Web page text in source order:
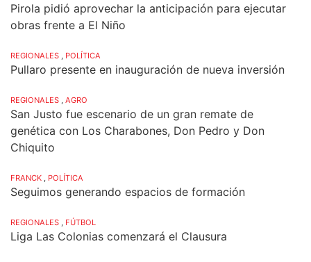
Pirola pidió aprovechar la anticipación para ejecutar
obras frente a El Niño
REGIONALES POLÍTICA
Pullaro presente en inauguración de nueva inversión
REGIONALES AGRO
San Justo fue escenario de un gran remate de
genética con Los Charabones, Don Pedro y Don
Chiquito
FRANCK POLÍTICA
Seguimos generando espacios de formación
REGIONALES FÚTBOL
Liga Las Colonias comenzará el Clausura